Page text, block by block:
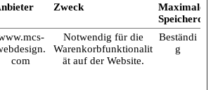
Zweck
Maximale
com
Notwendig für die
Warenkorbfunktionalit
ät auf der Website.
Beständi
g